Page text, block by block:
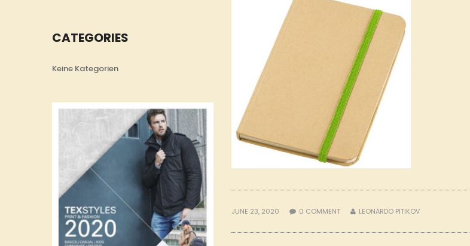
CATEGORIES
Keine Kategorien
JUNE 23, 2020 0 COMMENT LEONARDO PITIKOV